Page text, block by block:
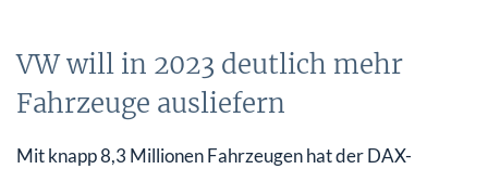
VW will in 2023 deutlich mehr
Fahrzeuge ausliefern
Mit knapp 8,3 Millionen Fahrzeugen hat der DAX-